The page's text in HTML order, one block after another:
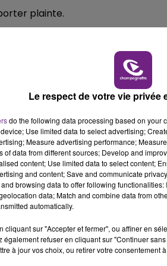
LE TICKET DE CAISSE
plainte.
diffusé la vidéo ont été interpellés.
a félicité les forces de
identifié et interpellé
sur une vidéo aujourd’hui. Je
2020
demande de ne pas relayer
circule sur les réseaux est
violent.
vous plaît la@PoliceNationale
Le respect de votre vie privée
do the following data processing based on your
Use limited data to select advertising;
Measure advertising performance;
of data from different sources; Develop and
content; Use limited data to select content;
and content; Save and communicate
browsing data to offer following
data; Match and combine data from
automatically.
cliquant sur "Accepter et fermer", ou affiner en
également refuser en cliquant sur "Continuer
à jour vos choix, ou retirer votre consentement